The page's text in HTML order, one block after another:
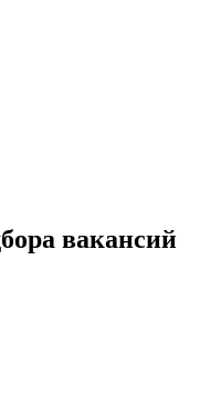
вакансий